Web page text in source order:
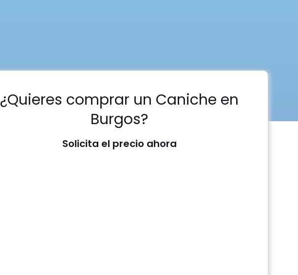
¿Quieres comprar un Caniche en
Burgos?
Solicita el precio ahora